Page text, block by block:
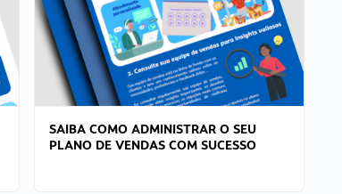
SAIBA COMO ADMINISTRAR O SEU
PLANO DE VENDAS COM SUCESSO